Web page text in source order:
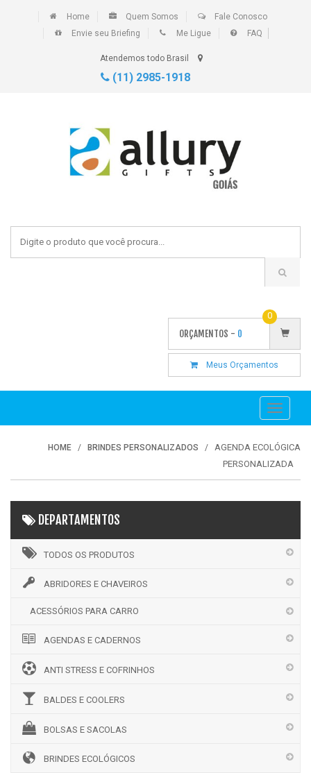
Home Quem Somos
Fale Conosco
Envie seu Briefing
Me Ligue FAQ
Atendemos todo Brasil
(11) 2985-1918
ORÇAMENTOS - 0
0
Meus Orçamentos
Toggle
HOME BRINDES PERSONALIZADOS
AGENDA ECOLÓGICA
PERSONALIZADA
DEPARTAMENTOS
TODOS OS PRODUTOS
ABRIDORES E CHAVEIROS
ACESSÓRIOS PARA CARRO
AGENDAS E CADERNOS
ANTI STRESS E COFRINHOS
BALDES E COOLERS
BOLSAS E SACOLAS
BRINDES ECOLÓGICOS